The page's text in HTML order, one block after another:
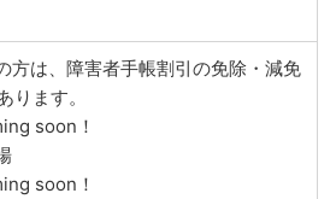
方は、障害者手帳割引の免除・減免
ります。
soon！
soon！